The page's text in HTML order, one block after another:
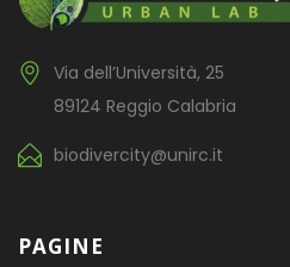
Via dell’Università, 25
89124 Reggio Calabria
biodivercity@unirc.it
PAGINE